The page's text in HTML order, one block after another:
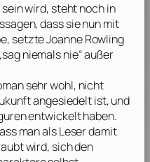
wird, steht noch in
dass sie nun mit
setzteJoanne Rowling
niemals nie“ außer
sehr wohl, nicht
angesiedelt ist, und
entwickelt haben.
man als Leser damit
wird, sich den